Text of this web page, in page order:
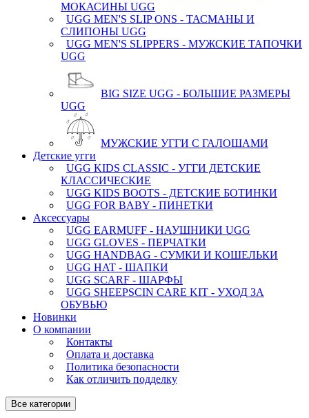
МОКАСИНЫ UGG
UGG MEN'S SLIP ONS - ТАСМАНЫ И
СЛИПОНЫ UGG
UGG MEN'S SLIPPERS - МУЖСКИЕ ТАПОЧКИ
UGG
BIG SIZE UGG - БОЛЬШИЕ РАЗМЕРЫ
UGG
МУЖСКИЕ УГГИ С ГАЛОШАМИ
Детские угги
UGG KIDS CLASSIC - УГГИ ДЕТСКИЕ
КЛАССИЧЕСКИЕ
UGG KIDS BOOTS - ДЕТСКИЕ БОТИНКИ
UGG FOR BABY - ПИНЕТКИ
Аксессуары
UGG EARMUFF - НАУШНИКИ UGG
UGG GLOVES - ПЕРЧАТКИ
UGG HANDBAG - СУМКИ И КОШЕЛЬКИ
UGG HAT - ШАПКИ
UGG SCARF - ШАРФЫ
UGG SHEEPSCIN CARE KIT - УХОД ЗА
ОБУВЬЮ
Новинки
О компании
Контакты
Оплата и доставка
Политика безопасности
Как отличить подделку
Все категории